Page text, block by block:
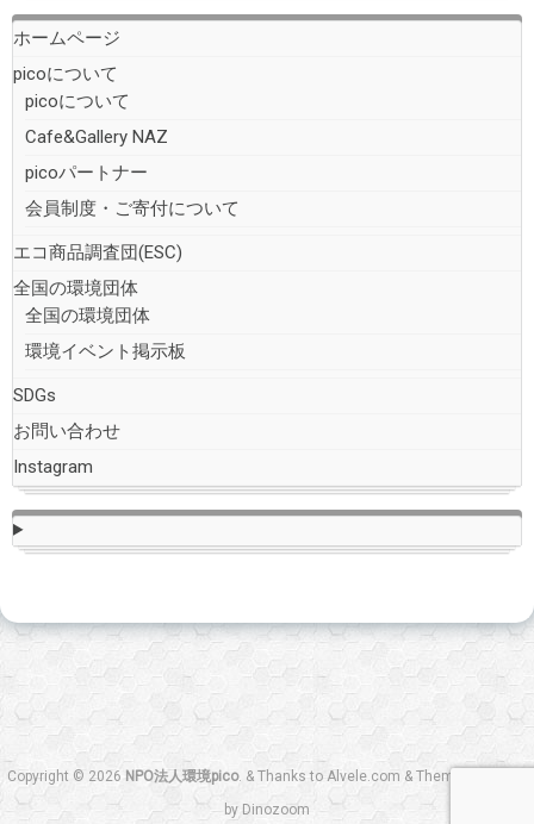
ホームページ
picoについて
picoについて
Cafe&Gallery NAZ
picoパートナー
会員制度・ご寄付について
エコ商品調査団(ESC)
全国の環境団体
全国の環境団体
環境イベント掲示板
SDGs
お問い合わせ
Instagram
Copyright © 2026 NPO法人環境pico. & Thanks to Alvele.com & Theme designed
by Dinozoom